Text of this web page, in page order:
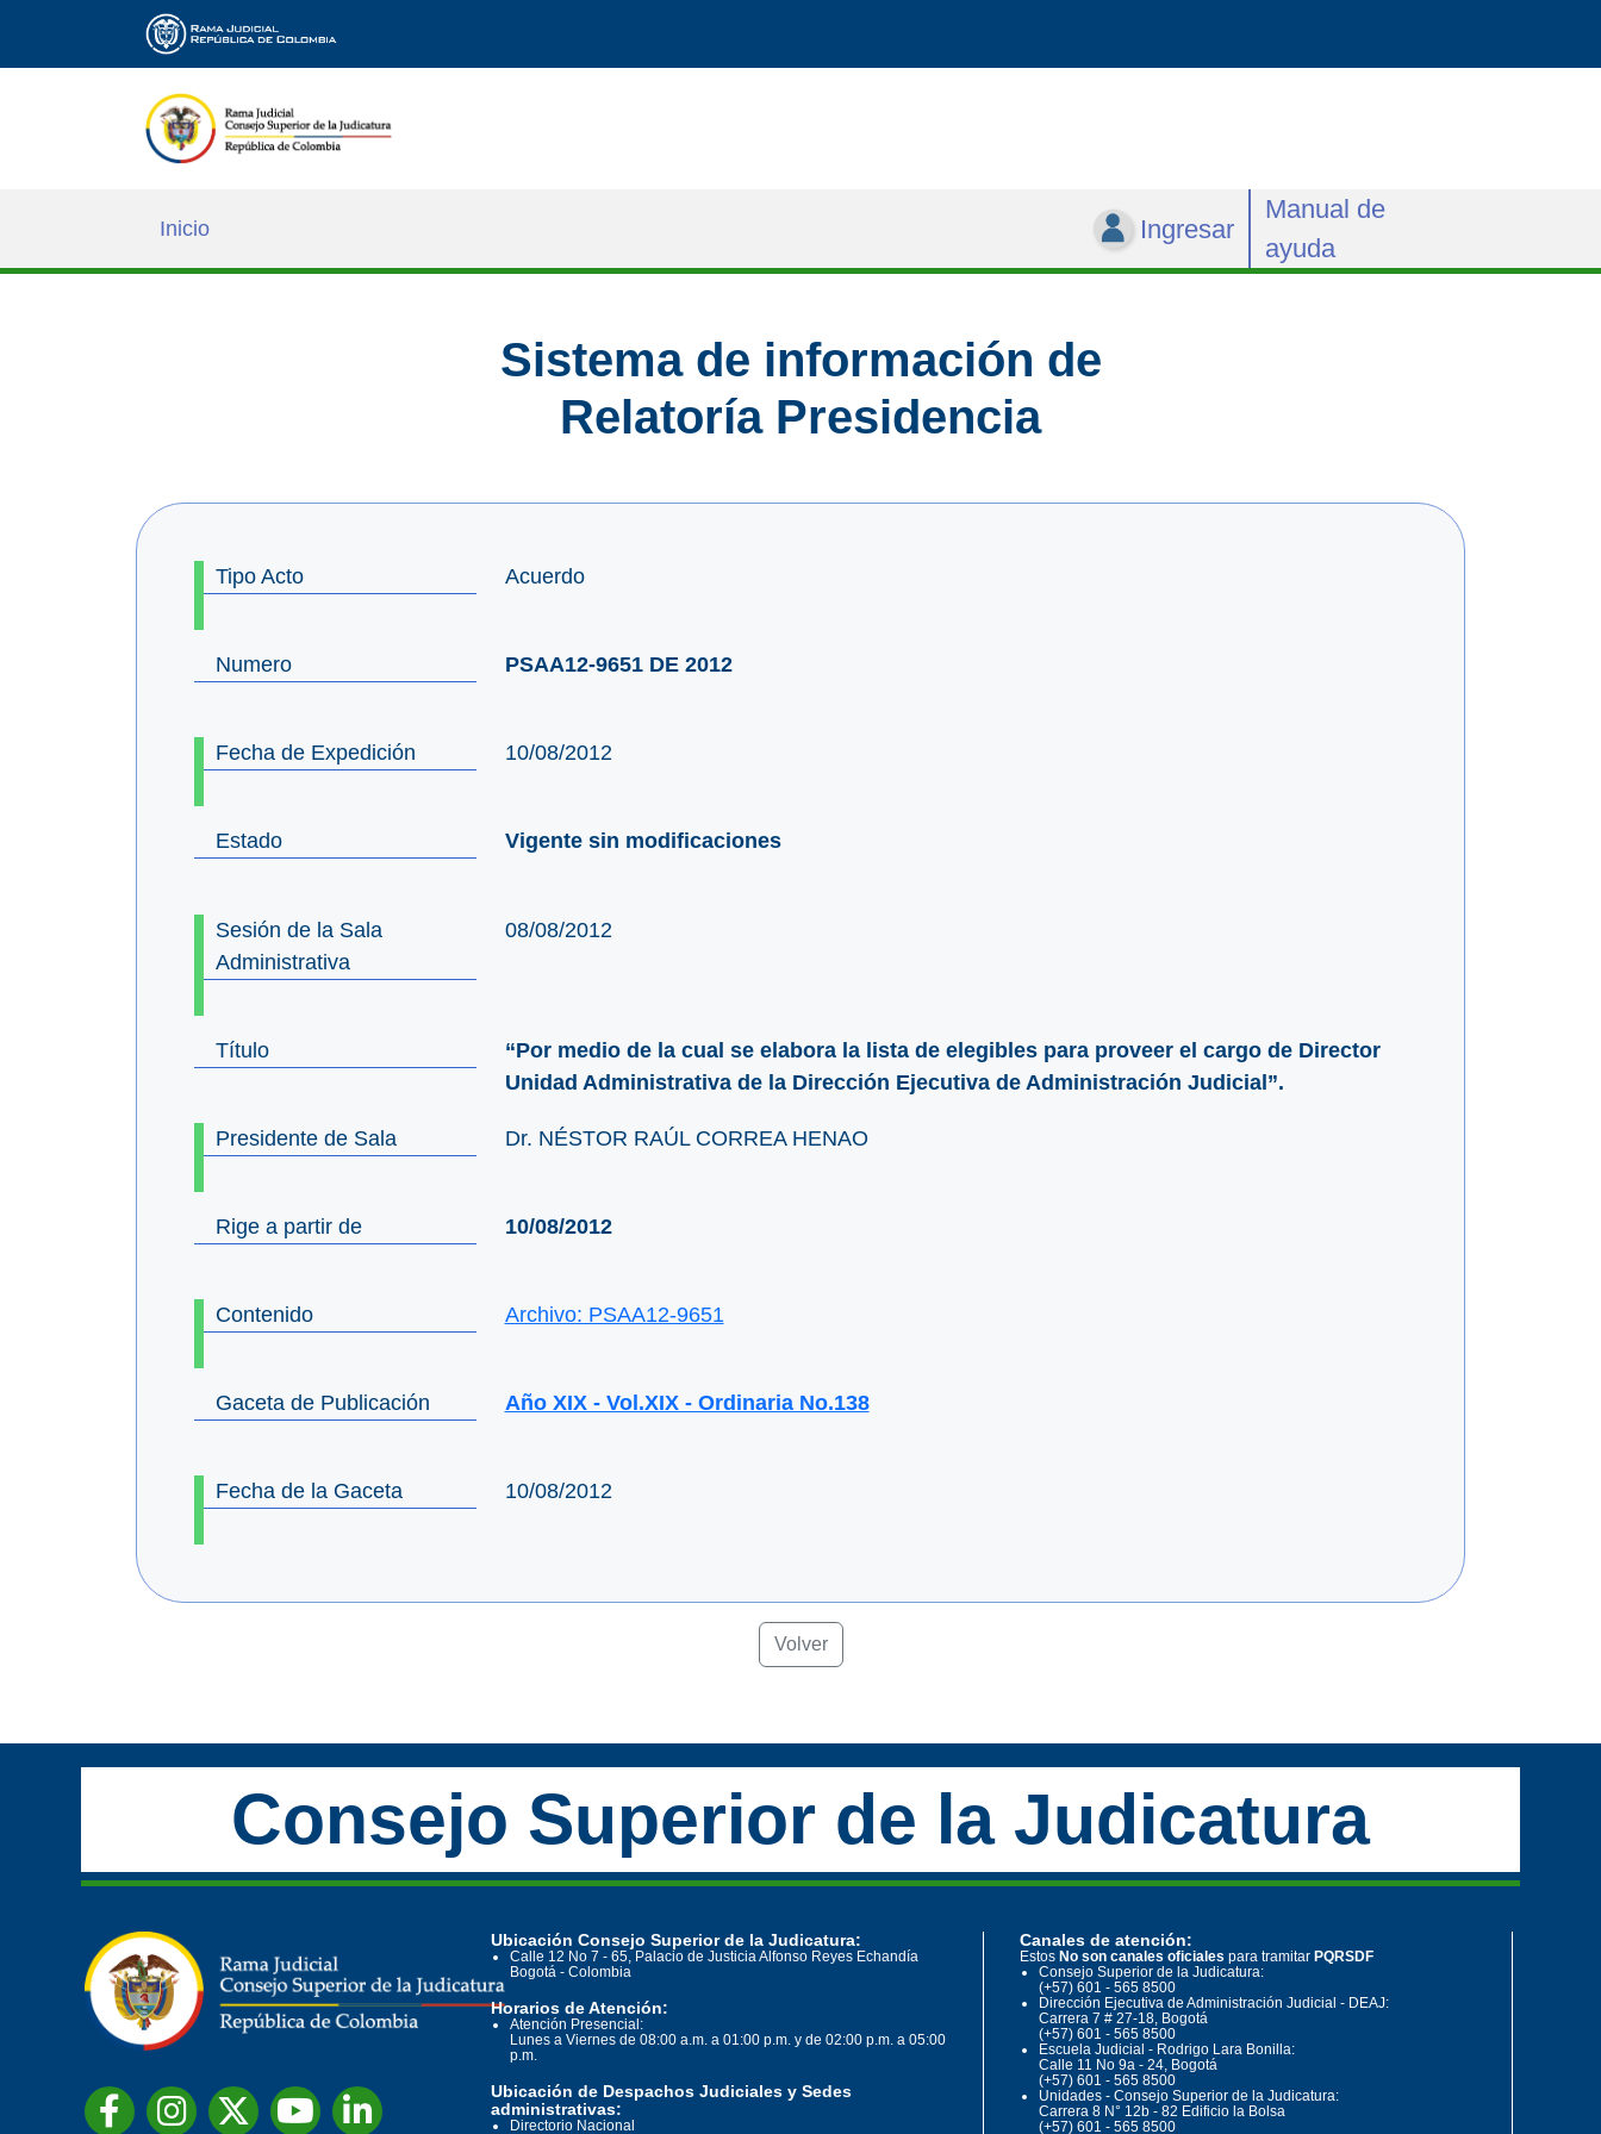
Inicio Ingresar
Manual de
ayuda
Sistema de información de
Relatoría Presidencia
Tipo Acto Acuerdo
Numero PSAA12-9651 DE 2012
Fecha de Expedición 10/08/2012
Estado Vigente sin modificaciones
Sesión de la Sala
Administrativa
08/08/2012
Título
“Por medio de la cual se elabora la lista de elegibles para proveer el cargo de Director
Unidad Administrativa de la Dirección Ejecutiva de Administración Judicial”.
Presidente de Sala Dr. NÉSTOR RAÚL CORREA HENAO
Rige a partir de 10/08/2012
Contenido Archivo: PSAA12-9651
Gaceta de Publicación Año XIX - Vol.XIX - Ordinaria No.138
Fecha de la Gaceta 10/08/2012
Volver
Consejo Superior de la Judicatura
Ubicación Consejo Superior de la Judicatura:
Calle 12 No 7 - 65, Palacio de Justicia Alfonso Reyes Echandía
Bogotá - Colombia
Horarios de Atención:
Atención Presencial:
Lunes a Viernes de 08:00 a.m. a 01:00 p.m. y de 02:00 p.m. a 05:00
p.m.
Ubicación de Despachos Judiciales y Sedes
administrativas:
Directorio Nacional
Canales de atención:
Estos No son canales oficiales para tramitar PQRSDF
Consejo Superior de la Judicatura:
(+57) 601 - 565 8500
Dirección Ejecutiva de Administración Judicial - DEAJ:
Carrera 7 # 27-18, Bogotá
(+57) 601 - 565 8500
Escuela Judicial - Rodrigo Lara Bonilla:
Calle 11 No 9a - 24, Bogotá
(+57) 601 - 565 8500
Unidades - Consejo Superior de la Judicatura:
Carrera 8 N° 12b - 82 Edificio la Bolsa
(+57) 601 - 565 8500